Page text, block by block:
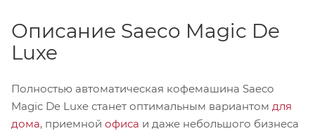
Описание Saeco Magic De
Luxe
Полностью автоматическая кофемашина Saeco
Magic De Luxe станет оптимальным вариантом для
дома, приемной офиса и даже небольшого бизнеса